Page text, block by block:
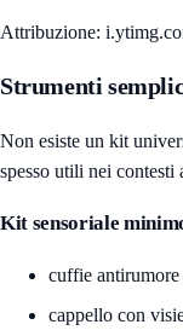
Attribuzione:
Strumenti
Non esiste un kit
spesso utili nei contesti
Kit sensoriale
cuffie
cappello con